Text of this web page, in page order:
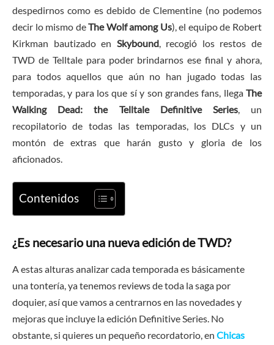
despedirnos como es debido de Clementine (no podemos
decir lo mismo deThe Wolf among Us), el equipo de Robert
Kirkman bautizado en Skybound, recogió los restos de
TWD de Telltale para poder brindarnos ese final y ahora,
para todos aquellos que aún no han jugado todas las
temporadas, y para los que sí y son grandes fans, llega The
Walking Dead: the Telltale Definitive Series, un
recopilatorio de todas las temporadas, los DLCs y un
montón de extras que harán gusto y gloria de los
aficionados.
Contenidos
¿Es necesario una nueva edición de TWD?
A estas alturas analizar cada temporada es básicamente
una tontería, ya tenemos reviews de toda la saga por
doquier, así que vamos a centrarnos en las novedades y
mejoras que incluye la edición Definitive Series. No
obstante, si quieres un pequeño recordatorio, en Chicas